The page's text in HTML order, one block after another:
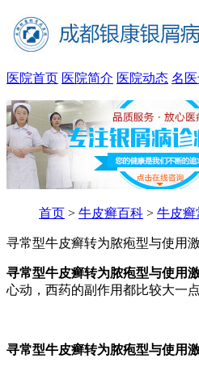
医院首页 医院简介 医院动态 名
首页 > 牛皮癣百科 > 牛皮癣
寻常型牛皮癣转为脓疱型与使用
寻常型牛皮癣转为脓疱型与使用
心动，西药的副作用都比较大一
寻常型牛皮癣转为脓疱型与使用